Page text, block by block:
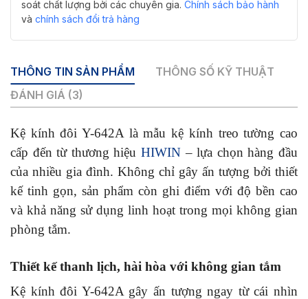
cho
phòng
soát chất lượng bởi các chuyên gia. Chính sách bảo hành
và chính sách đổi trả hàng
THÔNG TIN SẢN PHẨM
THÔNG SỐ KỸ THUẬT
ĐÁNH GIÁ (3)
Kệ kính đôi Y-642A là mẫu kệ kính treo tường cao
cấp đến từ thương hiệu HIWIN – lựa chọn hàng đầu
của nhiều gia đình. Không chỉ gây ấn tượng bởi thiết
kế tinh gọn, sản phẩm còn ghi điểm với độ bền cao
và khả năng sử dụng linh hoạt trong mọi không gian
phòng tắm.
Thiết kế thanh lịch, hài hòa với không gian tắm
Kệ kính đôi Y-642A gây ấn tượng ngay từ cái nhìn